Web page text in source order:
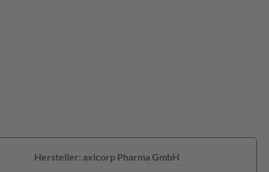
Hersteller: axicorp Pharma GmbH